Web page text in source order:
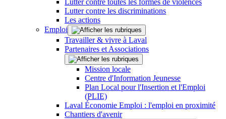
Lutter contre toutes les formes de violences
Lutter contre les discriminations
Les actions
Emploi
Travailler & vivre à Laval
Partenaires et Associations
Mission locale
Centre d'Information Jeunesse
Plan Local pour l'Insertion et l'Emploi
(PLIE)
Laval Économie Emploi : l'emploi en proximité
Chantiers d'avenir